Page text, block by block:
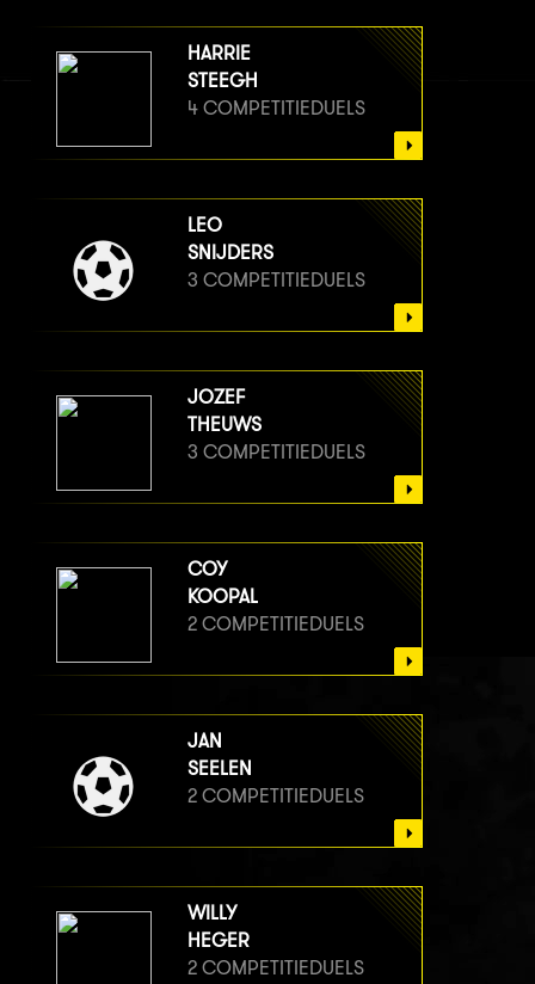
HARRIE
STEEGH
4 COMPETITIEDUELS
LEO
SNIJDERS
3 COMPETITIEDUELS
JOZEF
THEUWS
3 COMPETITIEDUELS
COY
KOOPAL
2 COMPETITIEDUELS
JAN
SEELEN
2 COMPETITIEDUELS
WILLY
HEGER
2 COMPETITIEDUELS